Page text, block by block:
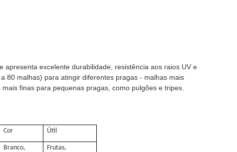
apresenta excelente durabilidade, resistência aos raios UV e
80 malhas) para atingir diferentes pragas - malhas mais
finas para pequenas pragas, como pulgões e tripes.
Cor Útil
Branco,
Frutas,